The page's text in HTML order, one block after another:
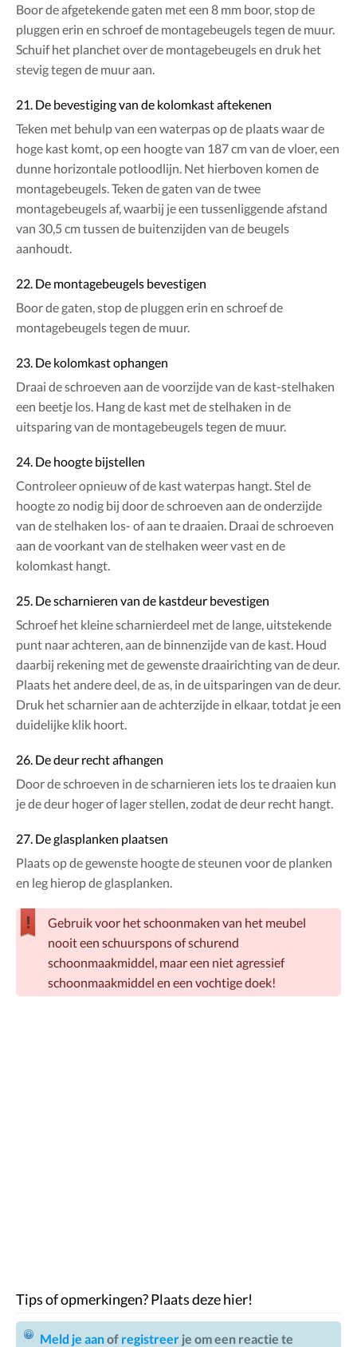
Boor de afgetekende gaten met een 8 mm boor, stop de
pluggen erin en schroef de montagebeugels tegen de muur.
Schuif het planchet over de montagebeugels en druk het
stevig tegen de muur aan.
21. De bevestiging van de kolomkast aftekenen
Teken met behulp van een waterpas op de plaats waar de
hoge kast komt, op een hoogte van 187 cm van de vloer, een
dunne horizontale potloodlijn. Net hierboven komen de
montagebeugels. Teken de gaten van de twee
montagebeugels af, waarbij je een tussenliggende afstand
van 30,5 cm tussen de buitenzijden van de beugels
aanhoudt.
22. De montagebeugels bevestigen
Boor de gaten, stop de pluggen erin en schroef de
montagebeugels tegen de muur.
23. De kolomkast ophangen
Draai de schroeven aan de voorzijde van de kast-stelhaken
een beetje los. Hang de kast met de stelhaken in de
uitsparing van de montagebeugels tegen de muur.
24. De hoogte bijstellen
Controleer opnieuw of de kast waterpas hangt. Stel de
hoogte zo nodig bij door de schroeven aan de onderzijde
van de stelhaken los- of aan te draaien. Draai de schroeven
aan de voorkant van de stelhaken weer vast en de
kolomkast hangt.
25. De scharnieren van de kastdeur bevestigen
Schroef het kleine scharnierdeel met de lange, uitstekende
punt naar achteren, aan de binnenzijde van de kast. Houd
daarbij rekening met de gewenste draairichting van de deur.
Plaats het andere deel, de as, in de uitsparingen van de deur.
Druk het scharnier aan de achterzijde in elkaar, totdat je een
duidelijke klik hoort.
26. De deur recht afhangen
Door de schroeven in de scharnieren iets los te draaien kun
je de deur hoger of lager stellen, zodat de deur recht hangt.
27. De glasplanken plaatsen
Plaats op de gewenste hoogte de steunen voor de planken
en leg hierop de glasplanken.
Gebruik voor het schoonmaken van het meubel
nooit een schuurspons of schurend
schoonmaakmiddel, maar een niet agressief
schoonmaakmiddel en een vochtige doek!
Tips of opmerkingen? Plaats deze hier!
Meld je aanof registreer je om een reactie te